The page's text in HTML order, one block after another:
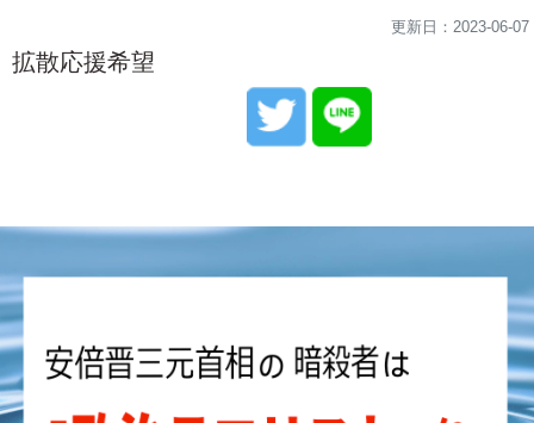
更新日：2023-06-07
拡散応援希望